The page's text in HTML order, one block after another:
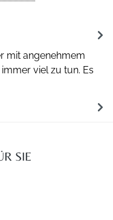
mit angenehmem
viel zu tun. Es
SIE